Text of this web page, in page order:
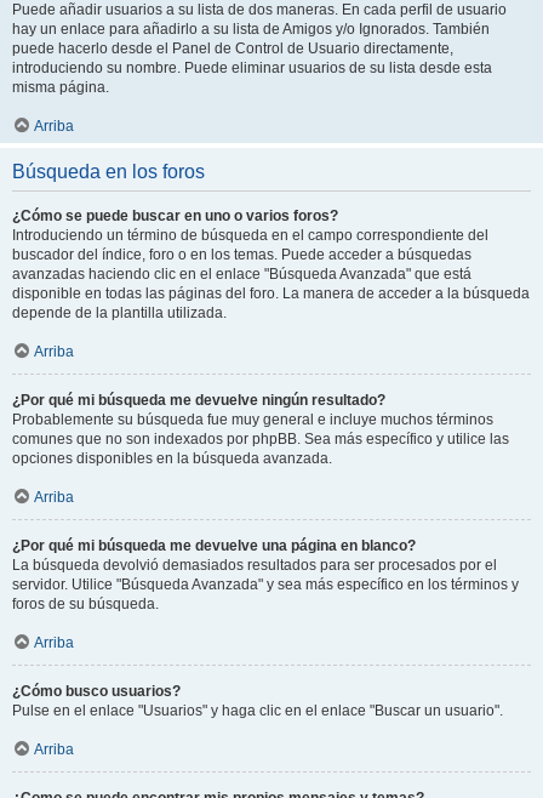
Puede añadir usuarios a su lista de dos maneras. En cada perfil de usuario
hay un enlace para añadirlo a su lista de Amigos y/o Ignorados. También
puede hacerlo desde el Panel de Control de Usuario directamente,
introduciendo su nombre. Puede eliminar usuarios de su lista desde esta
misma página.
Arriba
Búsqueda en los foros
¿Cómo se puede buscar en uno o varios foros?
Introduciendo un término de búsqueda en el campo correspondiente del
buscador del índice, foro o en los temas. Puede acceder a búsquedas
avanzadas haciendo clic en el enlace "Búsqueda Avanzada" que está
disponible en todas las páginas del foro. La manera de acceder a la búsqueda
depende de la plantilla utilizada.
Arriba
¿Por qué mi búsqueda me devuelve ningún resultado?
Probablemente su búsqueda fue muy general e incluye muchos términos
comunes que no son indexados por phpBB. Sea más específico y utilice las
opciones disponibles en la búsqueda avanzada.
Arriba
¿Por qué mi búsqueda me devuelve una página en blanco?
La búsqueda devolvió demasiados resultados para ser procesados por el
servidor. Utilice "Búsqueda Avanzada" y sea más específico en los términos y
foros de su búsqueda.
Arriba
¿Cómo busco usuarios?
Pulse en el enlace "Usuarios" y haga clic en el enlace "Buscar un usuario".
Arriba